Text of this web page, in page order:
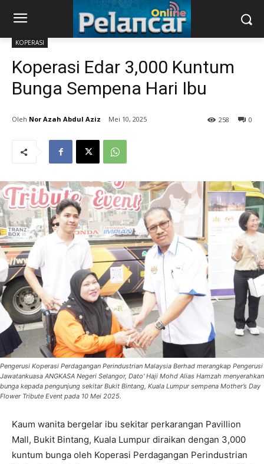
KOPERASI
Koperasi Edar 3,000 Kuntum
Bunga Sempena Hari Ibu
Nor Azah Abdul Aziz Mei 10, 2025 0
258
Pengerusi Koperasi Perdagangan Perindustrian Malaysia Berhad merangkap Pengerusi
Jawatankuasa ANGKASA Negeri Selangor, Dato' Haji Mohd Alias Hamzah menyerahkan
bunga kepada pengunjung sekitar Bukit Bintang, Kuala Lumpur sempena Mother’s Day
Flower Tribute Event pada 10 Mei 2025.
Kaum wanita bergelar ibu sekitar perkarangan Pavillion
Mall, Bukit Bintang, Kuala Lumpur diraikan dengan 3,000
kuntum bunga oleh Koperasi Perdagangan Perindustrian